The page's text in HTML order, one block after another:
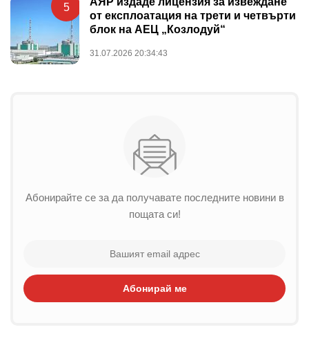
5
от експлоатация на трети и четвърти
блок на АЕЦ „Козлодуй“
31.07.2026 20:34:43
Абонирайте се за да получавате последните новини в
пощата си!
Абонирай ме